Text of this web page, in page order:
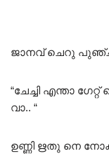
ജാനവ് ചെറു
“ചേച്ചി എന്താ
വാ.. “
ഉണ്ണി ഋതു നെ